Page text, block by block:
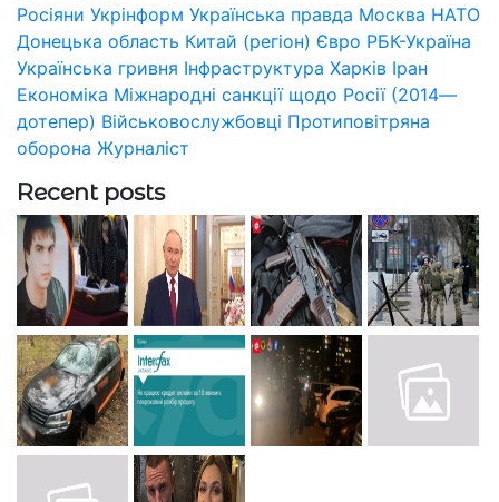
Росіяни Укрінформ Українська правда Москва НАТО
Донецька область Китай (регіон) Євро РБК-Україна
Українська гривня Інфраструктура Харків Іран
Економіка Міжнародні санкції щодо Росії (2014—
дотепер) Військовослужбовці Протиповітряна
оборона Журналіст
Recent posts